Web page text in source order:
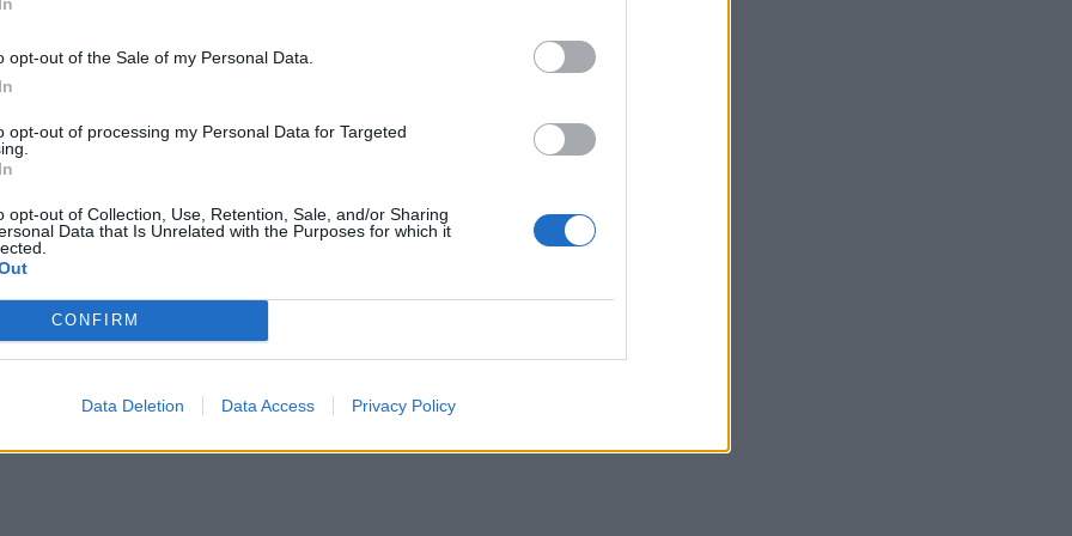
opt-out of the Sale of my Personal Data.
opt-out of processing my Personal Data for Targeted
opt-out of Collection, Use, Retention, Sale, and/or Sharing
Data that Is Unrelated with the Purposes for which it
CONFIRM
Data Deletion Data Access Privacy Policy
και συνάμα τρυφεροί, με μια γυμνή ποιητικότητα
σκηνή την αλήθεια της εποχής τους. Ζούνε τη
την καθαγιάζουν και την κρίνουν χωρίς να την
για τους έρωτες που χάθηκαν και τους
αυτά που γεννιούνται. Για τις ήττες και τις